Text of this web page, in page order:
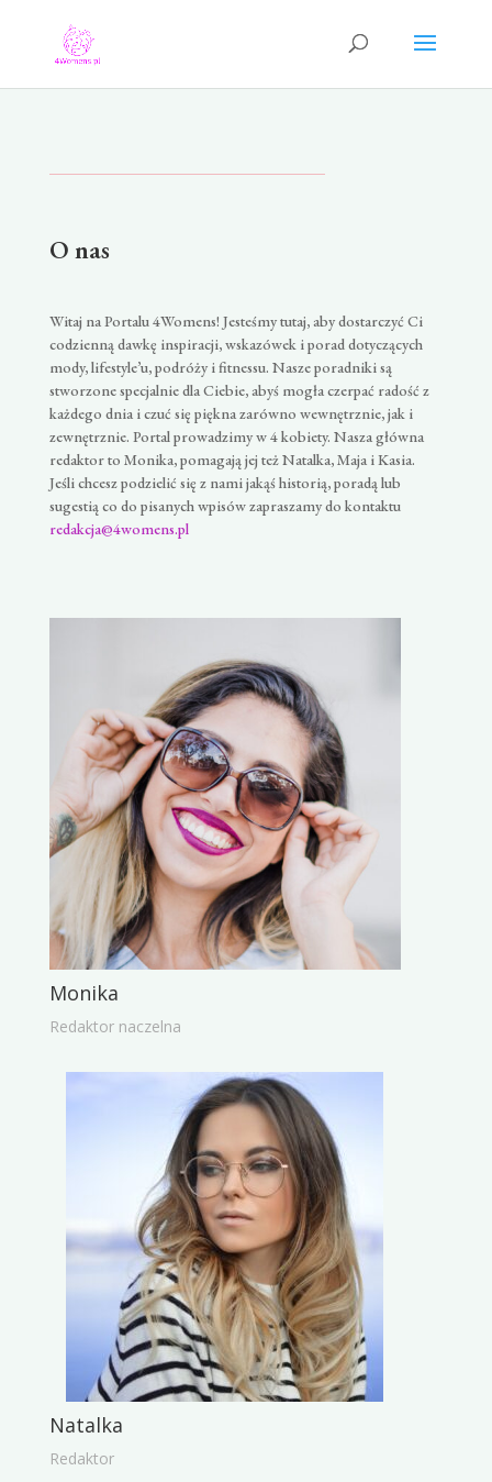
O nas
Witaj na Portalu 4Womens! Jesteśmy tutaj, aby dostarczyć Ci
codzienną dawkę inspiracji, wskazówek i porad dotyczących
mody, lifestyle’u, podróży i fitnessu. Nasze poradniki są
stworzone specjalnie dla Ciebie, abyś mogła czerpać radość z
każdego dnia i czuć się piękna zarówno wewnętrznie, jak i
zewnętrznie. Portal prowadzimy w 4 kobiety. Nasza główna
redaktor to Monika, pomagają jej też Natalka, Maja i Kasia.
Jeśli chcesz podzielić się z nami jakąś historią, poradą lub
sugestią co do pisanych wpisów zapraszamy do kontaktu
redakcja@4womens.pl
Monika
Redaktor naczelna
Natalka
Redaktor